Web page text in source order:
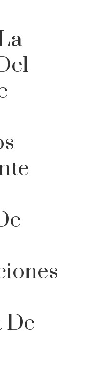
De